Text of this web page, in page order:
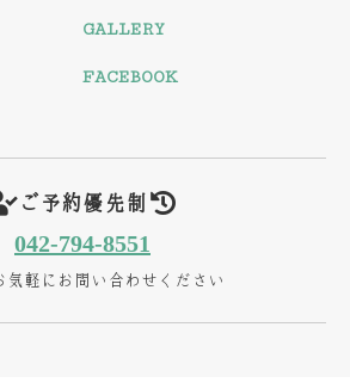
GALLERY
FACEBOOK
ご予約優先制
042-794-8551
気軽にお問い合わせください